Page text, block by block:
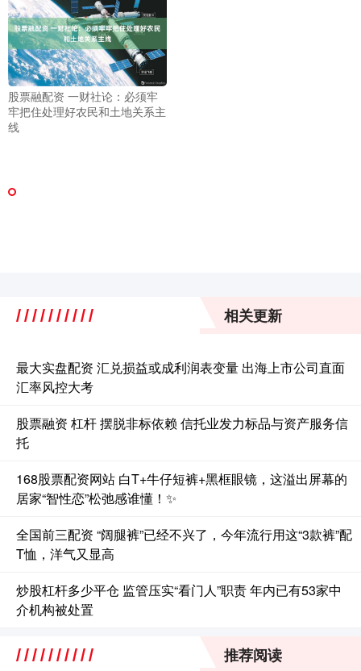
股票融配资 一财社论：必须牢
牢把住处理好农民和土地关系主
线
相关更新
最大实盘配资 汇兑损益或成利润表变量 出海上市公司直面
汇率风控大考
股票融资 杠杆 摆脱非标依赖 信托业发力标品与资产服务信
托
168股票配资网站 白T+牛仔短裤+黑框眼镜，这溢出屏幕的
居家“智性恋”松弛感谁懂！✨
全国前三配资 “阔腿裤”已经不兴了，今年流行用这“3款裤”配
T恤，洋气又显高
炒股杠杆多少平仓 监管压实“看门人”职责 年内已有53家中
介机构被处置
推荐阅读